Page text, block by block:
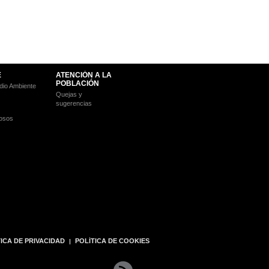
Ambiente
ATENCIÓN A LA
POBLACIÓN
Quejas y
sugerencias
DE PRIVACIDAD POLÍTICA DE COOKIES